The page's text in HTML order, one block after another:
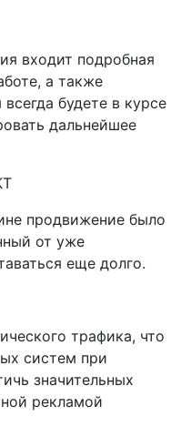
входит подробная
а также
будете в курсе
дальнейшее
продвижение было
от уже
еще долго.
трафика, что
систем при
значительных
рекламой